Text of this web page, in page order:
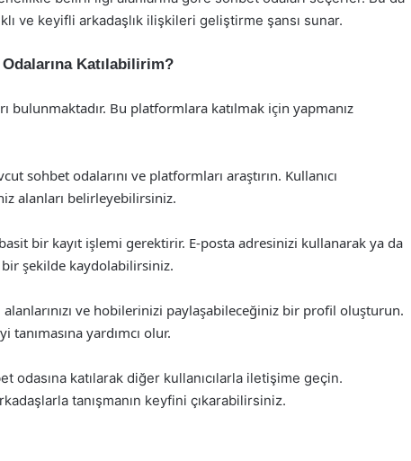
ve keyifli arkadaşlık ilişkileri geliştirme şansı sunar.
Katılabilirim?
bulunmaktadır. Bu platformlara katılmak için yapmanız
sohbet odalarını ve platformları araştırın. Kullanıcı
alanları belirleyebilirsiniz.
bir kayıt işlemi gerektirir. E-posta adresinizi kullanarak ya da
bir şekilde kaydolabilirsiniz.
ve hobilerinizi paylaşabileceğiniz bir profil oluşturun.
tanımasına yardımcı olur.
odasına katılarak diğer kullanıcılarla iletişime geçin.
tanışmanın keyfini çıkarabilirsiniz.